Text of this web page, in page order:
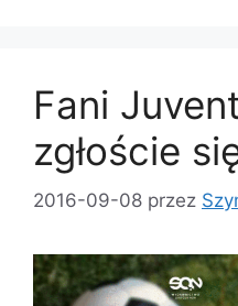
Fani
zgłoście
2016-09-08 przez